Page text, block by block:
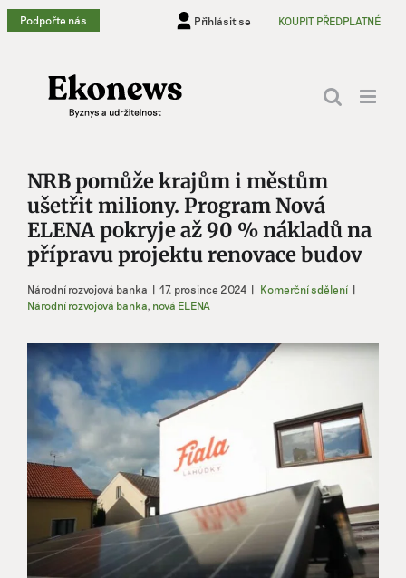
Přeskočit
na
Podpořte nás Přihlásit se KOUPIT PŘEDPLATNÉ
NRB pomůže krajům i městům
ušetřit miliony. Program Nová
ELENA pokryje až 90 % nákladů na
přípravu projektu renovace budov
Národní rozvojová banka | 17. prosince 2024 | Komerční sdělení |
Národní rozvojová banka, nová ELENA
Zobrazit
větší
obrázek